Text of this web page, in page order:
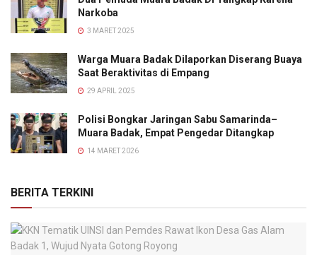
Narkoba
3 MARET 2025
Warga Muara Badak Dilaporkan Diserang Buaya
Saat Beraktivitas di Empang
29 APRIL 2025
Polisi Bongkar Jaringan Sabu Samarinda–
Muara Badak, Empat Pengedar Ditangkap
14 MARET 2026
BERITA TERKINI